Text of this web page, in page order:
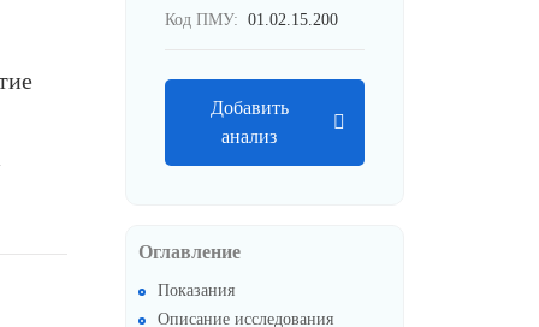
Код ПМУ: 01.02.15.200
Добавить
анализ
Оглавление
Показания
Описание исследования